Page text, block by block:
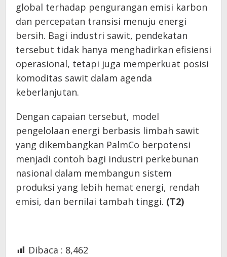
global terhadap pengurangan emisi karbon
dan percepatan transisi menuju energi
bersih. Bagi industri sawit, pendekatan
tersebut tidak hanya menghadirkan efisiensi
operasional, tetapi juga memperkuat posisi
komoditas sawit dalam agenda
keberlanjutan.
Dengan capaian tersebut, model
pengelolaan energi berbasis limbah sawit
yang dikembangkan PalmCo berpotensi
menjadi contoh bagi industri perkebunan
nasional dalam membangun sistem
produksi yang lebih hemat energi, rendah
emisi, dan bernilai tambah tinggi. (T2)
Dibaca : 8,462